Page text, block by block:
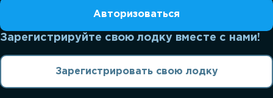
Авторизоваться
Зарегистрируйте свою лодку вместе с нами!
Зарегистрировать свою лодку